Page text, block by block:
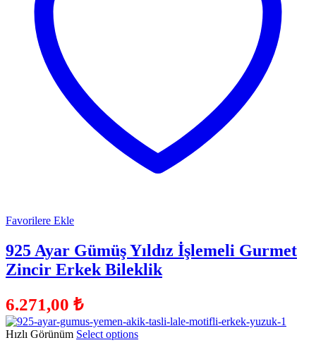
Favorilere Ekle
925 Ayar Gümüş Yıldız İşlemeli Gurmet
Zincir Erkek Bileklik
6.271,00 ₺
Hızlı Görünüm Select options